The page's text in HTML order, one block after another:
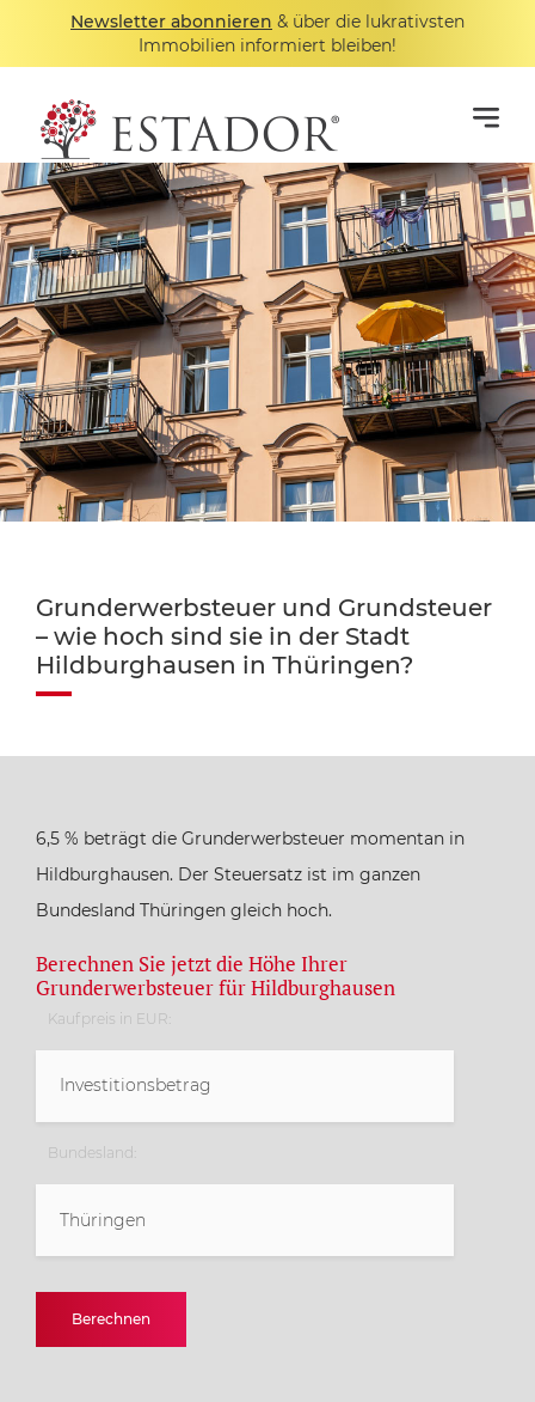
Newsletter abonnieren & über die lukrativsten
Immobilien informiert bleiben!
Grunderwerbsteuer und Grundsteuer
– wie hoch sind sie in der Stadt
Hildburghausen in Thüringen?
6,5 % beträgt die Grunderwerbsteuer momentan in
Hildburghausen. Der Steuersatz ist im ganzen
Bundesland Thüringen gleich hoch.
Berechnen Sie jetzt die Höhe Ihrer
Grunderwerbsteuer für Hildburghausen
Kaufpreis in EUR:
Bundesland:
Thüringen
Baden-Württemberg
Berechnen